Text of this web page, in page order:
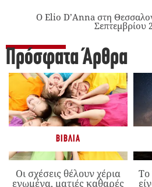
Ο Elio D’Anna στη
Σεπτεμβρίου
Πρόσφατα Άρθρα
ΒΙΒΛΊΑ
Οι σχέσεις θέλουν χέρια
ενωμένα, ματιές καθαρές
Το